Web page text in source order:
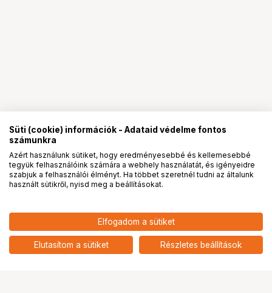
Laowa 4mm f/2.8 Circular Fisheye
Canon RF objektív
109 899 HUF
nettó: 86 535 HUF
PROpartnerségek
Süti (cookie) információk - Adataid védelme fontos
számunkra
Azért használunk sütiket, hogy eredményesebbé és kellemesebbé
tegyük felhasználóink számára a webhely használatát, és igényeidre
szabjuk a felhasználói élményt. Ha többet szeretnél tudni az általunk
használt sütikről, nyisd meg a beállításokat.
Elfogadom a sütiket
Elutasítom a sütiket Részletes beállítások